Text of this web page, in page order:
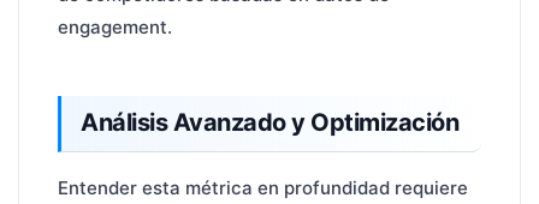
engagement.
Análisis Avanzado y Optimización
Entender esta métrica en profundidad requiere